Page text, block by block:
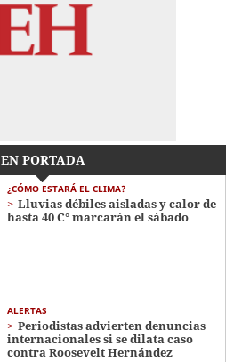
EN PORTADA
¿CÓMO ESTARÁ EL CLIMA?
Lluvias débiles aisladas y calor de
hasta 40 C° marcarán el sábado
ALERTAS
Periodistas advierten denuncias
internacionales si se dilata caso
contra Roosevelt Hernández